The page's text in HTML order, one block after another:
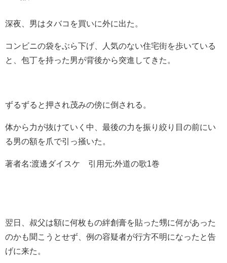
深夜、男はタバコを買いに外に出た。
コンビニの袋をぶら下げ、人気のない住宅街を歩いている
と、包丁を持った男が背後から突進してきた。
ずるずると押され茂みの傍に倒される。
体から力が抜けていく中、最後の力を振り絞り目の前にい
る男の額を爪で引っ掻いた。
著者名:渡邊ダイスケ 引用元:外道の歌1巻
翌日、叔父は額に何枚もの絆創膏を貼った甥に何があった
のかも聞こうとせず、例の容疑者が行方不明になったと告
げに来た。